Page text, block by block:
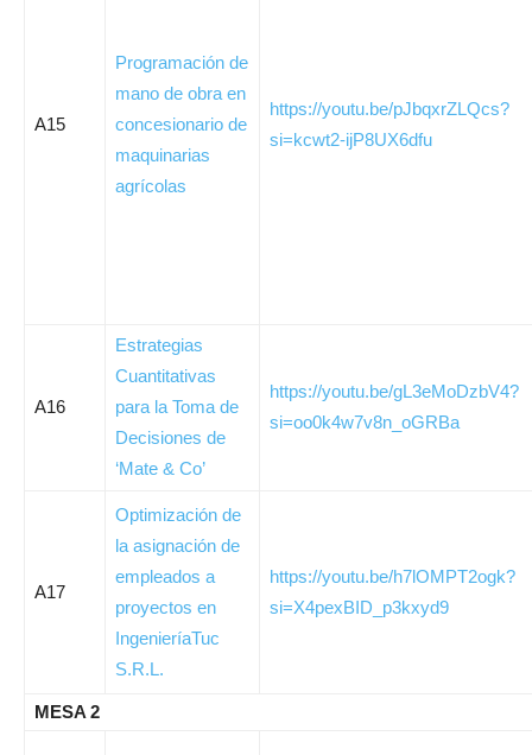
A15
Programación de
mano de obra en
concesionario de
maquinarias
agrícolas
https://youtu.be/pJbqxrZLQcs?
si=kcwt2-ijP8UX6dfu
A16
Estrategias
Cuantitativas
para la Toma de
Decisiones de
‘Mate & Co’
https://youtu.be/gL3eMoDzbV4?
si=oo0k4w7v8n_oGRBa
A17
Optimización de
la asignación de
empleados a
proyectos en
IngenieríaTuc
S.R.L.
https://youtu.be/h7lOMPT2ogk?
si=X4pexBID_p3kxyd9
MESA 2